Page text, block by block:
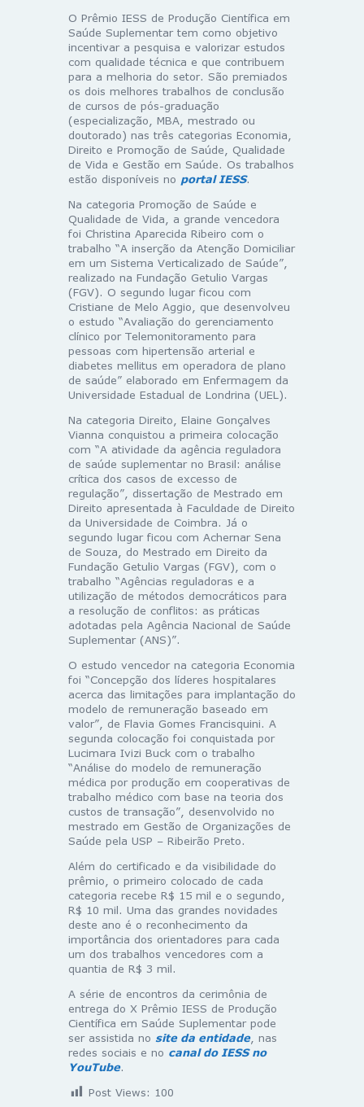
O Prêmio IESS de Produção Científica em
Saúde Suplementar tem como objetivo
incentivar a pesquisa e valorizar estudos
com qualidade técnica e que contribuem
para a melhoria do setor. São premiados
os dois melhores trabalhos de conclusão
de cursos de pós-graduação
(especialização, MBA, mestrado ou
doutorado) nas três categorias Economia,
Direito e Promoção de Saúde, Qualidade
de Vida e Gestão em Saúde. Os trabalhos
estão disponíveis no portal IESS.
Na categoria Promoção de Saúde e
Qualidade de Vida, a grande vencedora
foi Christina Aparecida Ribeiro com o
trabalho “A inserção da Atenção Domiciliar
em um Sistema Verticalizado de Saúde”,
realizado na Fundação Getulio Vargas
(FGV). O segundo lugar ficou com
Cristiane de Melo Aggio, que desenvolveu
o estudo “Avaliação do gerenciamento
clínico por Telemonitoramento para
pessoas com hipertensão arterial e
diabetes mellitus em operadora de plano
de saúde” elaborado em Enfermagem da
Universidade Estadual de Londrina (UEL).
Na categoria Direito, Elaine Gonçalves
Vianna conquistou a primeira colocação
com “A atividade da agência reguladora
de saúde suplementar no Brasil: análise
crítica dos casos de excesso de
regulação”, dissertação de Mestrado em
Direito apresentada à Faculdade de Direito
da Universidade de Coimbra. Já o
segundo lugar ficou com Achernar Sena
de Souza, do Mestrado em Direito da
Fundação Getulio Vargas (FGV), com o
trabalho “Agências reguladoras e a
utilização de métodos democráticos para
a resolução de conflitos: as práticas
adotadas pela Agência Nacional de Saúde
Suplementar (ANS)”.
O estudo vencedor na categoria Economia
foi “Concepção dos líderes hospitalares
acerca das limitações para implantação do
modelo de remuneração baseado em
valor”, de Flavia Gomes Francisquini. A
segunda colocação foi conquistada por
Lucimara Ivizi Buck com o trabalho
“Análise do modelo de remuneração
médica por produção em cooperativas de
trabalho médico com base na teoria dos
custos de transação”, desenvolvido no
mestrado em Gestão de Organizações de
Saúde pela USP – Ribeirão Preto.
Além do certificado e da visibilidade do
prêmio, o primeiro colocado de cada
categoria recebe R$ 15 mil e o segundo,
R$ 10 mil. Uma das grandes novidades
deste ano é o reconhecimento da
importância dos orientadores para cada
um dos trabalhos vencedores com a
quantia de R$ 3 mil.
A série de encontros da cerimônia de
entrega do X Prêmio IESS de Produção
Científica em Saúde Suplementar pode
ser assistida no site da entidade, nas
redes sociais e no canal do IESS no
YouTube.
Post Views: 100